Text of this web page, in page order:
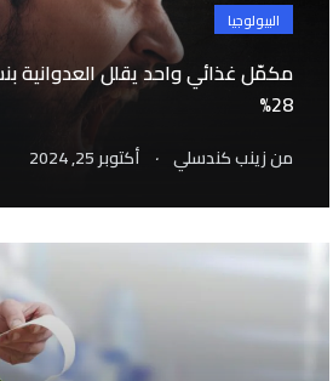
البيولوجيا
مكمّل غذائي واحد يقلل العدوانية
28%
منزينب كندسلي . أكتوبر 25, 2024